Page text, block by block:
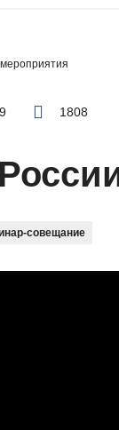
1808
совещание